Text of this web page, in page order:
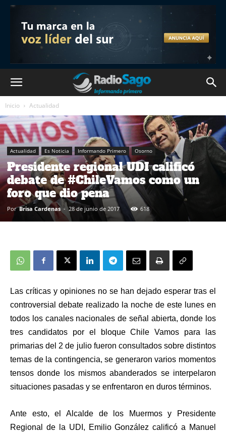
Inicio Actualidad
Actualidad Es Noticia Informando Primero Osorno
Presidente regional UDI calificó
debate de #ChileVamos como un
foro que dio pena
Por Brisa Cardenas - 28 de junio de 2017 618
Las críticas y opiniones no se han dejado esperar tras el
controversial debate realizado la noche de este lunes en
todos los canales nacionales de señal abierta, donde los
tres candidatos por el bloque Chile Vamos para las
primarias del 2 de julio fueron consultados sobre distintos
temas de la contingencia, se generaron varios momentos
tensos donde los mismos abanderados se interpelaron
situaciones pasadas y se enfrentaron en duros términos.
Ante esto, el Alcalde de los Muermos y Presidente
Regional de la UDI, Emilio Gonzálezcalificó a Manuel